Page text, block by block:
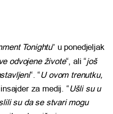
Tonightu” u ponedjeljak
odvojene živote“, ali “još
“. “U ovom trenutku,
za medij. “Ušli su u
su da se stvari mogu